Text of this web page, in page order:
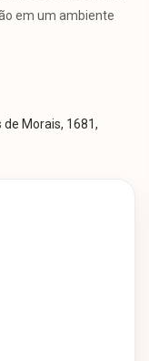
em um ambiente
Morais, 1681,